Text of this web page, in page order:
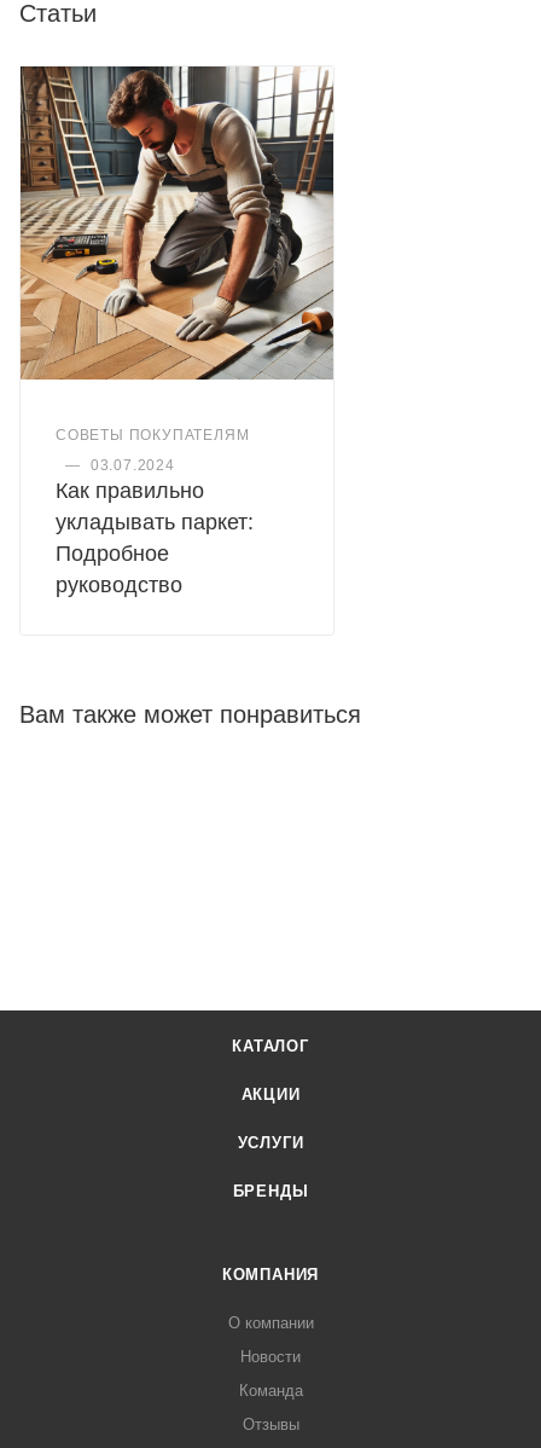
Статьи
СОВЕТЫ ПОКУПАТЕЛЯМ
—
03.07.2024
Как правильно
укладывать паркет:
Подробное
руководство
Вам также может понравиться
КАТАЛОГ
АКЦИИ
УСЛУГИ
БРЕНДЫ
КОМПАНИЯ
О компании
Новости
Команда
Отзывы